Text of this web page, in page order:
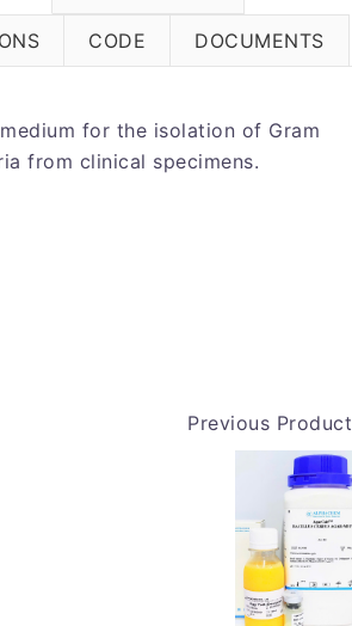
CODE DOCUMENTS
for the isolation of Gram
from clinical specimens.
Previous Product